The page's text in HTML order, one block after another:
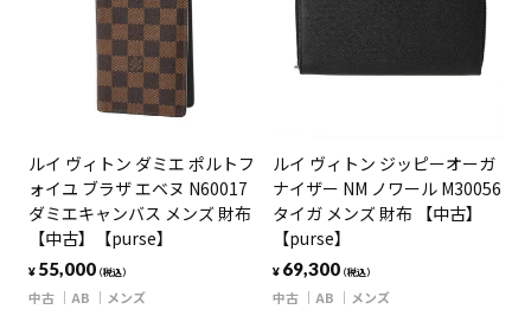
ルイ ヴィトン ダミエ ポルトフ
ォイユ ブラザ エベヌ N60017
ダミエキャンバス メンズ 財布
【中古】【purse】
¥ 55,000（税込）
中古 AB メンズ
ルイ ヴィトン ジッピーオーガ
ナイザー NM ノワール M30056
タイガ メンズ 財布 【中古】
【purse】
¥ 69,300（税込）
中古 AB メンズ